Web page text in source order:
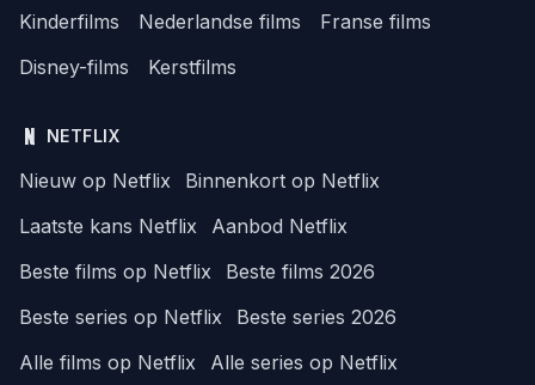
Kinderfilms
Nederlandse films
Franse films
Disney-films
Kerstfilms
NETFLIX
Nieuw op Netflix
Binnenkort op Netflix
Laatste kans Netflix
Aanbod Netflix
Beste films op Netflix
Beste films 2026
Beste series op Netflix
Beste series 2026
Alle films op Netflix
Alle series op Netflix